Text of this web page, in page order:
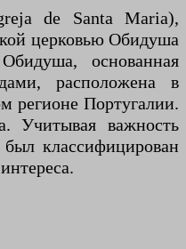
de Santa Maria),
церковью Обидуша
основанная
расположена в
регионе Португалии.
Учитывая важность
классифицирован